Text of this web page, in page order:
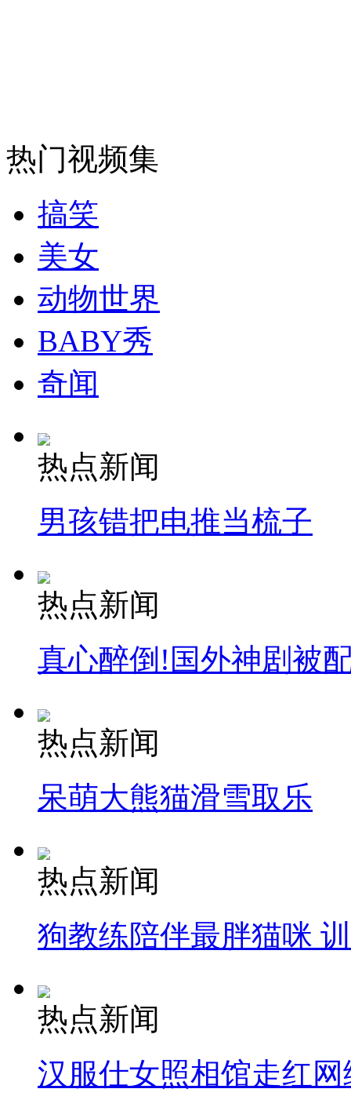
消防员救轻生者
司机酒驾遇交警 急速倒车逃窜
热门视频集
搞笑
美女
动物世界
BABY秀
奇闻
热点新闻
男孩错把电推当梳子
热点新闻
真心醉倒!国外神剧被
热点新闻
呆萌大熊猫滑雪取乐
热点新闻
狗教练陪伴最胖猫咪
热点新闻
汉服仕女照相馆走红网